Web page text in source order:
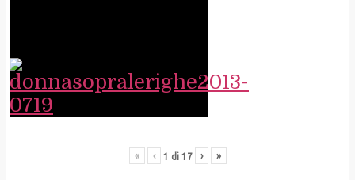
« ‹ 1 di 17 › »